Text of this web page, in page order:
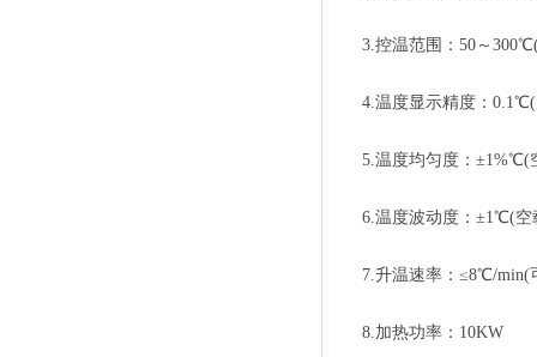
3.控温范围：50～
4.温度显示精度：0.1℃(
5.温度均匀度：±1%℃(
6.温度波动度：±1℃(空
7.升温速率：≤8℃/min(
8.加热功率：10KW